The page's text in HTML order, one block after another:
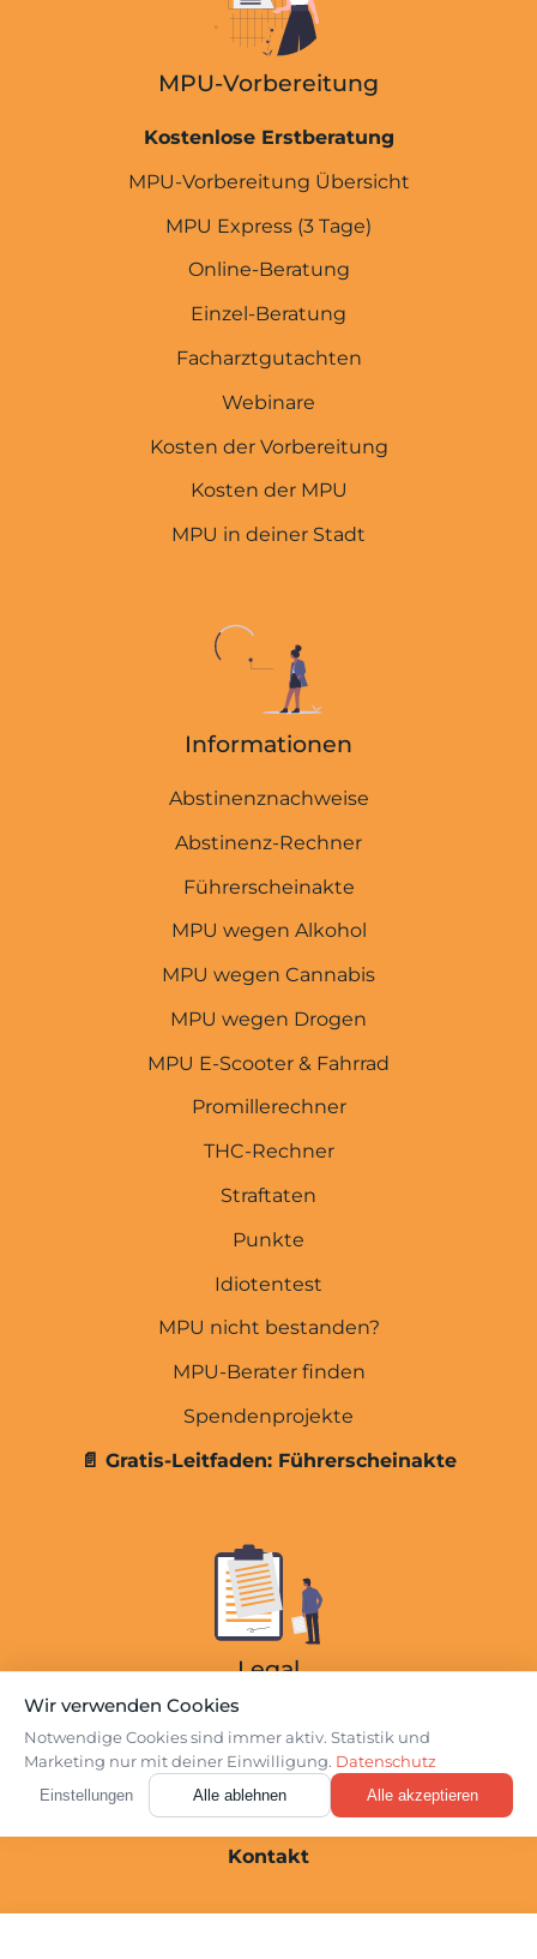
MPU-Vorbereitung
Kostenlose Erstberatung
MPU-Vorbereitung Übersicht
MPU Express (3 Tage)
Online-Beratung
Einzel-Beratung
Facharztgutachten
Webinare
Kosten der Vorbereitung
Kosten der MPU
MPU in deiner Stadt
Informationen
Abstinenznachweise
Abstinenz-Rechner
Führerscheinakte
MPU wegen Alkohol
MPU wegen Cannabis
MPU wegen Drogen
MPU E-Scooter & Fahrrad
Promillerechner
THC-Rechner
Straftaten
Punkte
Idiotentest
MPU nicht bestanden?
MPU-Berater finden
Spendenprojekte
📄 Gratis-Leitfaden: Führerscheinakte
Legal
Impressum
Cookie-Einstellungen
Kontakt
Wir verwenden Cookies
Notwendige Cookies sind immer aktiv. Statistik und
Marketing nur mit deiner Einwilligung. Datenschutz
Einstellungen Alle ablehnen Alle akzeptieren
Übersicht
MPU Express (3 Tage)
Online-Beratung
Einzel-Beratung
Facharztgutachten
Webinare